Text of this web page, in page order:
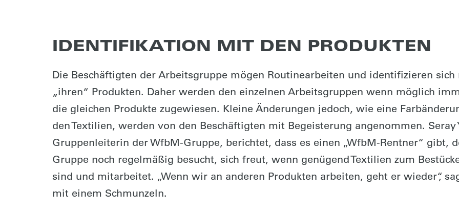
IDENTIFIKATION MIT DEN PRODUKTEN
Die Beschäftigten der Arbeitsgruppe mögen Routinearbeiten und identifizieren sich
„ihren“ Produkten. Daher werden den einzelnen Arbeitsgruppen wenn möglich
die gleichen Produkte zugewiesen. Kleine Änderungen jedoch, wie eine
den Textilien, werden von den Beschäftigten mit Begeisterung angenommen. Seray
Gruppenleiterin der WfbM-Gruppe, berichtet, dass es einen „WfbM-Rentner“ gibt,
Gruppe noch regelmäßig besucht, sich freut, wenn genügend Textilien zum
sind und mitarbeitet. „Wenn wir an anderen Produkten arbeiten, geht er wieder“,
mit einem Schmunzeln.